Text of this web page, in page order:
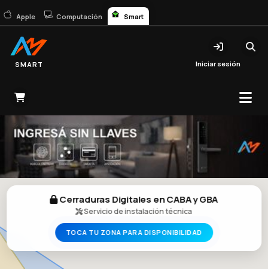
Apple Computación Smart
SMART Iniciar sesión
Cerraduras Digitales en CABA y GBA
Servicio de instalación técnica
TOCA TU ZONA PARA DISPONIBILIDAD